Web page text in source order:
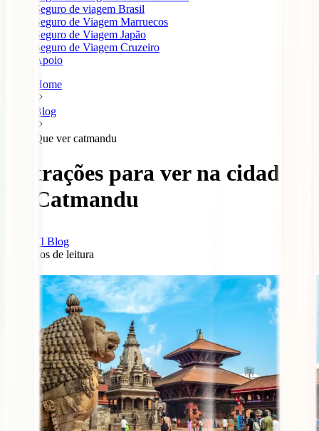
Seguro de viagem Brasil
Seguro de Viagem Marruecos
Seguro de Viagem Japão
Seguro de Viagem Cruzeiro
Apoio
Home
Blog
Que ver catmandu
5 atrações para ver na cidade
de Catmandu
IATI Blog
minutos de leitura